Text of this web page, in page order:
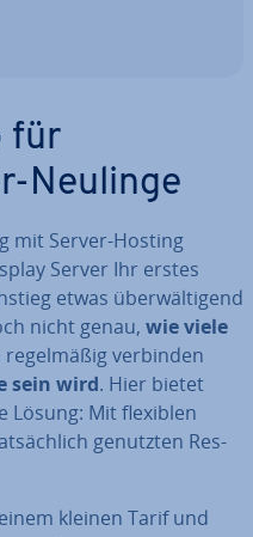
für
Neulinge
mit Server-Hosting
Server Ihr erstes
etwas über­wäl­ti­gend
nicht genau, wie viele
re­gel­mä­ßig verbinden
sein wird. Hier bietet
Lösung: Mit flexiblen
genutzten Res­
kleinen Tarif und